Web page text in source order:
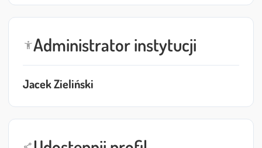
accessibility_newAdministrator instytucji
Jacek Zieliński